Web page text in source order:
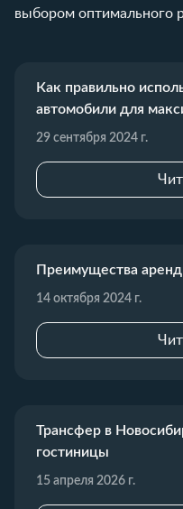
выбором оптимального
Как правильно
автомобили для
29 сентября 2024 г.
Преимущества
14 октября 2024 г.
Трансфер в
гостиницы
15 апреля 2026 г.